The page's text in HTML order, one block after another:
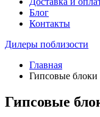
Блог
Контакты
Дилеры поблизости
Главная
Гипсовые блоки
Гипсовые